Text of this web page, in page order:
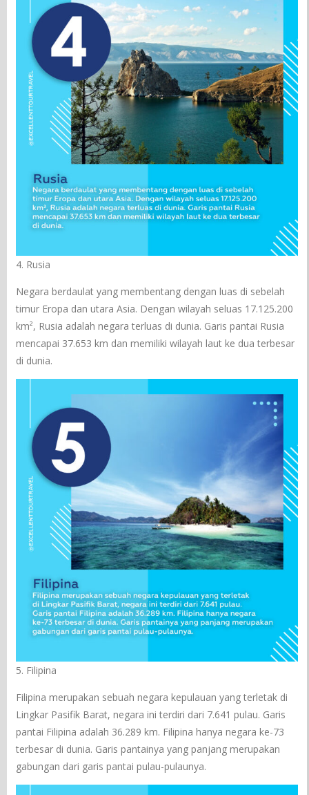
4. Rusia
Negara berdaulat yang membentang dengan luas di sebelah
timur Eropa dan utara Asia. Dengan wilayah seluas 17.125.200
km², Rusia adalah negara terluas di dunia. Garis pantai Rusia
mencapai 37.653 km dan memiliki wilayah laut ke dua terbesar
di dunia.
5. Filipina
Filipina merupakan sebuah negara kepulauan yang terletak di
Lingkar Pasifik Barat, negara ini terdiri dari 7.641 pulau. Garis
pantai Filipina adalah 36.289 km. Filipina hanya negara ke-73
terbesar di dunia. Garis pantainya yang panjang merupakan
gabungan dari garis pantai pulau-pulaunya.